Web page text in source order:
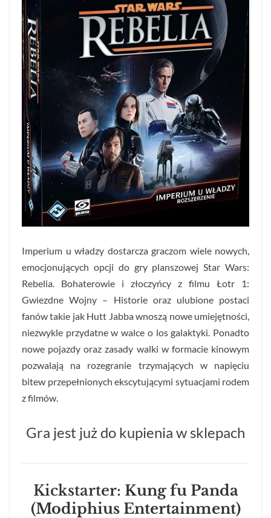
Imperium u władzy dostarcza graczom wiele nowych,
emocjonujących opcji do gry planszowej Star Wars:
Rebelia. Bohaterowie i złoczyńcy z filmu Łotr 1:
Gwiezdne Wojny – Historie oraz ulubione postaci
fanów takie jak Hutt Jabba wnoszą nowe umiejętności,
niezwykle przydatne w walce o los galaktyki. Ponadto
nowe pojazdy oraz zasady walki w formacie kinowym
pozwalają na rozegranie trzymających w napięciu
bitew przepełnionych ekscytującymi sytuacjami rodem
z filmów.
Gra jest już do kupienia w sklepach
Kickstarter: Kung fu Panda
(Modiphius Entertainment)